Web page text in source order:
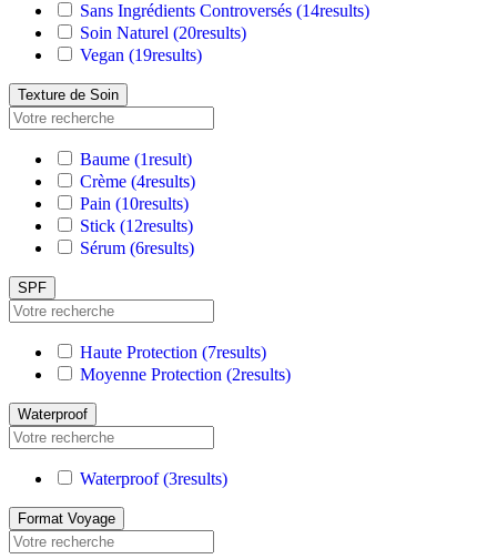
Sans Ingrédients Controversés (14results)
Soin Naturel (20results)
Vegan (19results)
Texture de Soin
Baume (1result)
Crème (4results)
Pain (10results)
Stick (12results)
Sérum (6results)
SPF
Haute Protection (7results)
Moyenne Protection (2results)
Waterproof
Waterproof(3results)
Format Voyage